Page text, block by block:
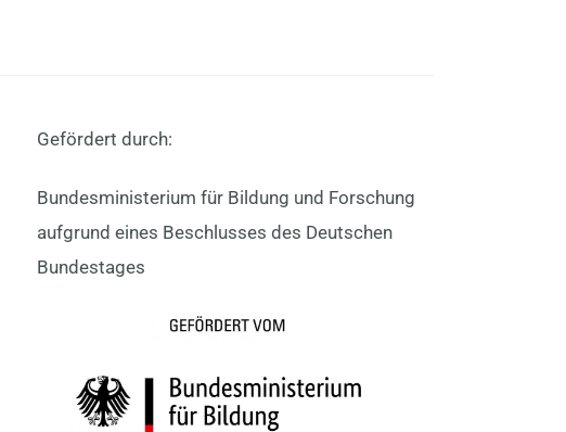
Gefördert durch:
Bundesministerium für Bildung und Forschung
aufgrund eines Beschlusses des Deutschen
Bundestages